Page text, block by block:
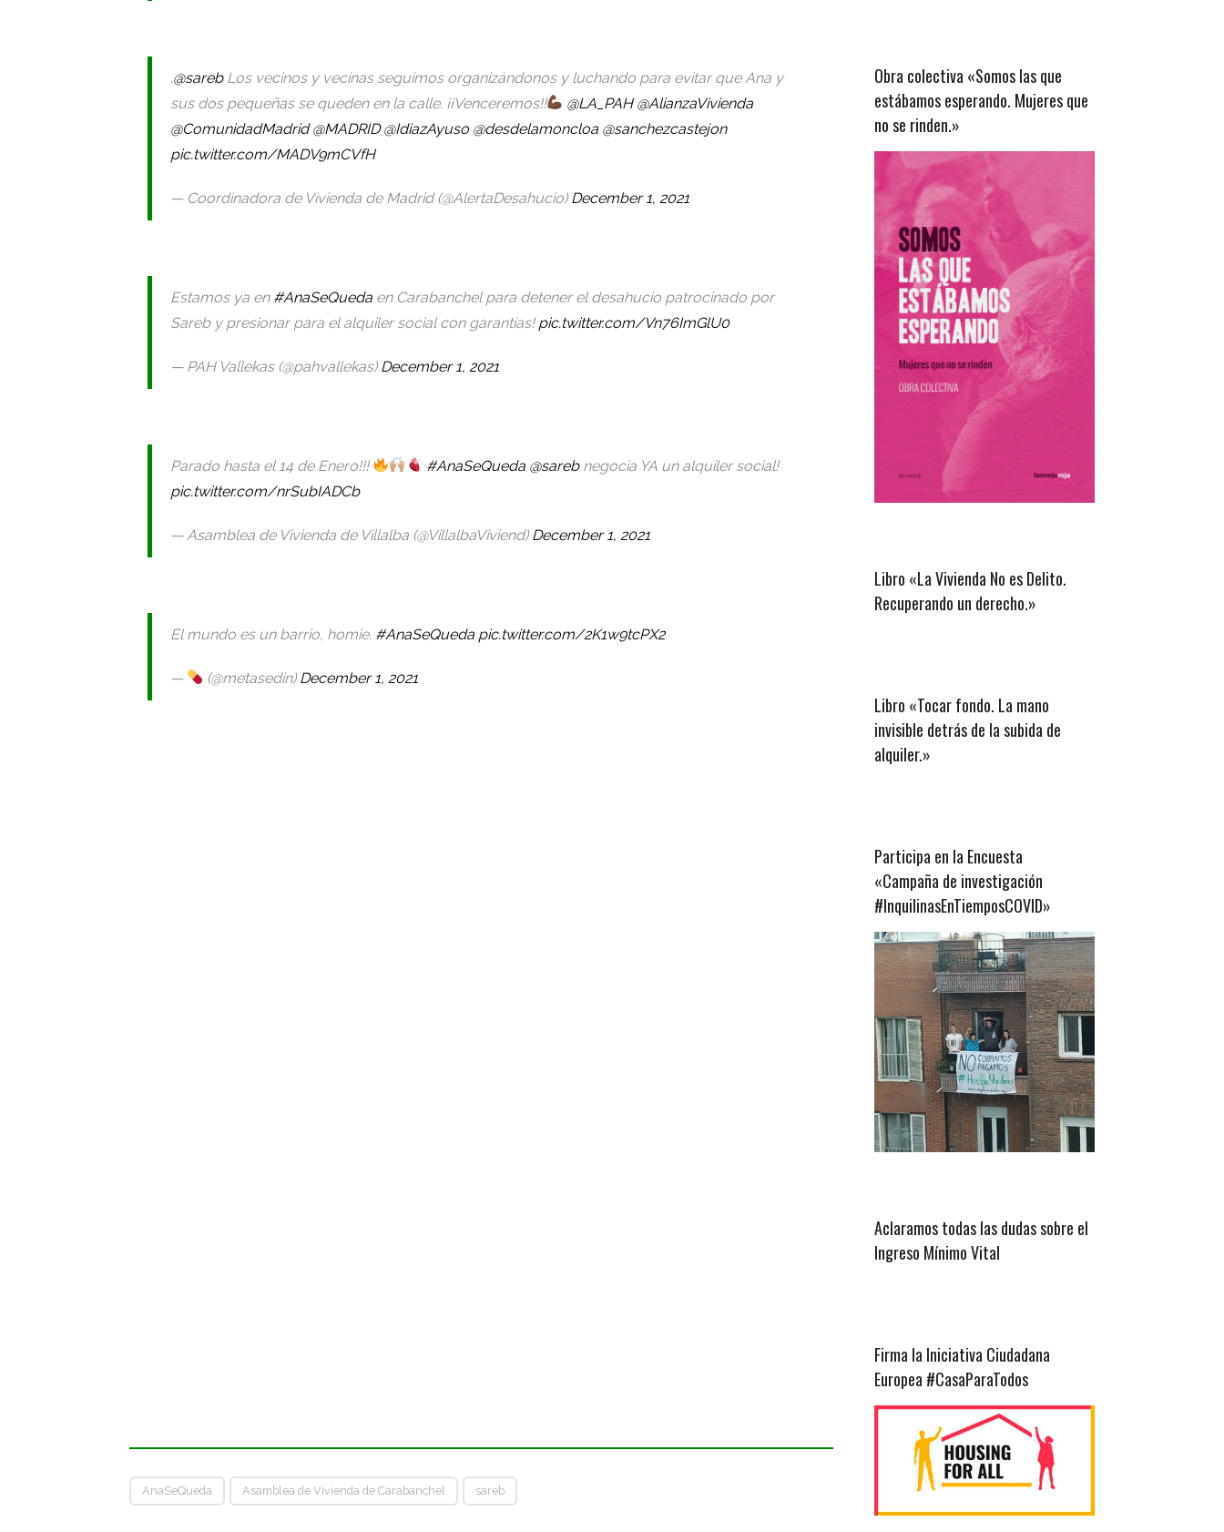
.@sarebLos vecinos y vecinas seguimos organizándonos y luchando para evitar que Ana y
sus dos pequeñas se queden en la calle. ¡¡Venceremos!!
@LA_PAH @AlianzaVivienda
@ComunidadMadrid @MADRID @IdiazAyuso @desdelamoncloa @sanchezcastejon
pic.twitter.com/MADV9mCVfH
— Coordinadora de Vivienda de Madrid (@AlertaDesahucio) December 1, 2021
Estamos ya en #AnaSeQueda en Carabanchel para detener el desahucio patrocinado por
Sareb y presionar para el alquiler social con garantías! pic.twitter.com/Vn76ImGlU0
— PAH Vallekas (@pahvallekas) December 1, 2021
Parado hasta el 14 de Enero!!! #AnaSeQueda @sarebnegocia YA un alquiler social!
pic.twitter.com/nrSubIADCb
— Asamblea de Vivienda de Villalba (@VillalbaViviend) December 1, 2021
El mundo es un barrio, homie. #AnaSeQueda pic.twitter.com/2K1w9tcPX2
— (@metasedin) December 1, 2021
AnaSeQueda Asamblea de Vivienda de Carabanchel sareb
Obra colectiva «Somos las que
estábamos esperando. Mujeres que
no se rinden.»
Libro «La Vivienda No es Delito.
Recuperando un derecho.»
Libro «Tocar fondo. La mano
invisible detrás de la subida de
alquiler.»
Participa en la Encuesta
«Campaña de investigación
#InquilinasEnTiemposCOVID»
Aclaramos todas las dudas sobre el
Ingreso Mínimo Vital
Firma la Iniciativa Ciudadana
Europea #CasaParaTodos